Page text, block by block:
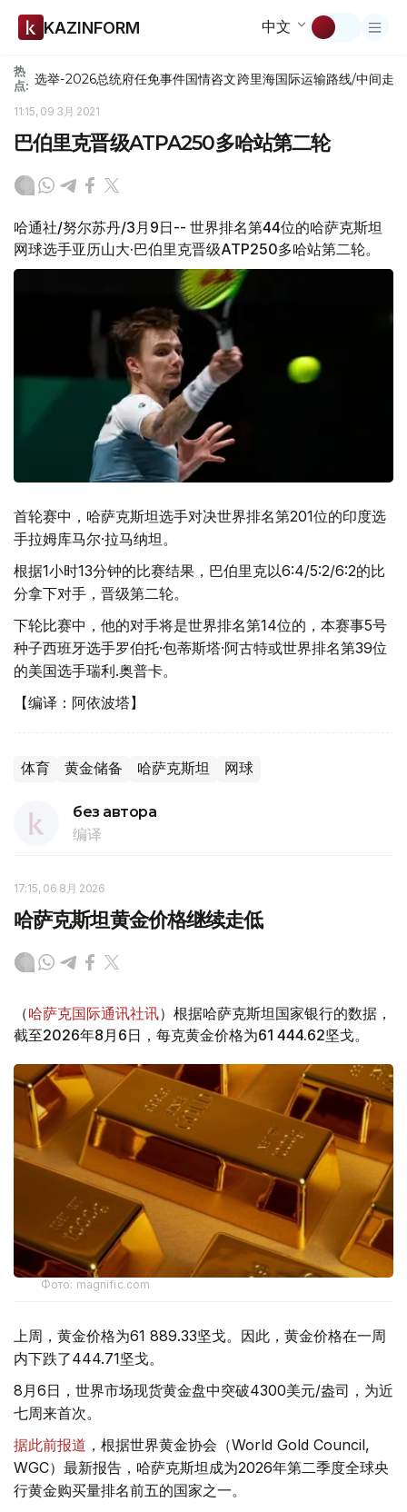
KAZINFORM 中文
热
点: 选举-2026总统府任免事件国情咨文跨里海国际运输路线/中间走廊
11:15, 09 3月 2021
巴伯里克晋级ATPA250多哈站第二轮
哈通社/努尔苏丹/3月9日-- 世界排名第44位的哈萨克斯坦
网球选手亚历山大·巴伯里克晋级ATP250多哈站第二轮。
首轮赛中，哈萨克斯坦选手对决世界排名第201位的印度选
手拉姆库马尔·拉马纳坦。
根据1小时13分钟的比赛结果，巴伯里克以6:4/5:2/6:2的比
分拿下对手，晋级第二轮。
下轮比赛中，他的对手将是世界排名第14位的，本赛事5号
种子西班牙选手罗伯托·包蒂斯塔·阿古特或世界排名第39位
的美国选手瑞利.奥普卡。
【编译：阿依波塔】
体育 黄金储备 哈萨克斯坦 网球
без автора
编译
17:15, 06 8月 2026
哈萨克斯坦黄金价格继续走低
（哈萨克国际通讯社讯）根据哈萨克斯坦国家银行的数据，
截至2026年8月6日，每克黄金价格为61 444.62坚戈。
Фото: magnific.com
上周，黄金价格为61 889.33坚戈。因此，黄金价格在一周
内下跌了444.71坚戈。
8月6日，世界市场现货黄金盘中突破4300美元/盎司，为近
七周来首次。
据此前报道 ，根据世界黄金协会（World Gold Council,
WGC）最新报告，哈萨克斯坦成为2026年第二季度全球央
行黄金购买量排名前五的国家之一。